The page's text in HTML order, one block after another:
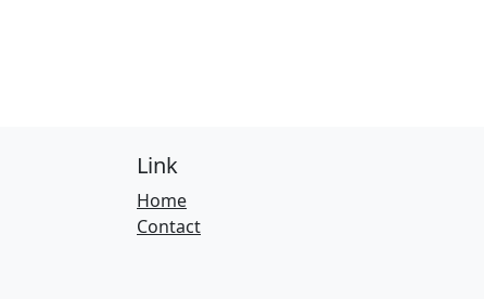
Link
Home
Contact